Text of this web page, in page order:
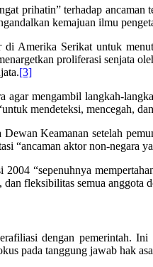
prihatin” terhadap
kemajuan ilmu
Amerika Serikat untuk
proliferasi senjata
[3]
mengambil langkah-
mendeteksi, mencegah,
Keamanan setelah
“ancaman aktor non-negara
“sepenuhnya
fleksibilitas semua anggota
dengan pemerintah.
pada tanggung jawab hak